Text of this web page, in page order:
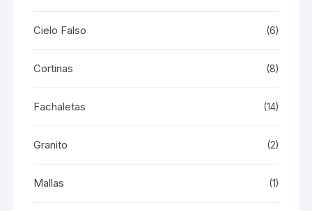
Cielo Falso (6)
Cortinas (8)
Fachaletas (14)
Granito (2)
Mallas (1)